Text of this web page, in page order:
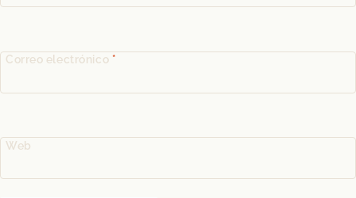
Correo electrónico *
Web